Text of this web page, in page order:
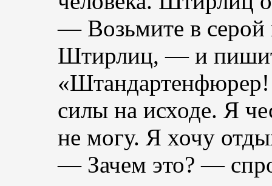
— Возьмите в серой
Штирлиц, — и
силы на исходе. Я
не могу. Я хочу
— Зачем это? —